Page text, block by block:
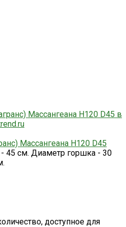
Массангеана H120 D45
45 см. Диаметр горшка - 30
доступное для